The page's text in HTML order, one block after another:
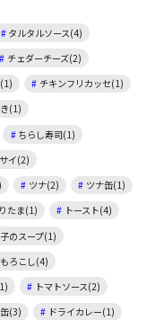
タルタルソース(4)
チェダーチーズ(2)
チキンフリカッセ(1)
(1)
ちらし寿司(1)
イ(2)
ツナ(2)
ツナ缶(1)
たま(1)
トースト(4)
のスープ(1)
ろこし(4)
トマトソース(2)
(3)
ドライカレー(1)